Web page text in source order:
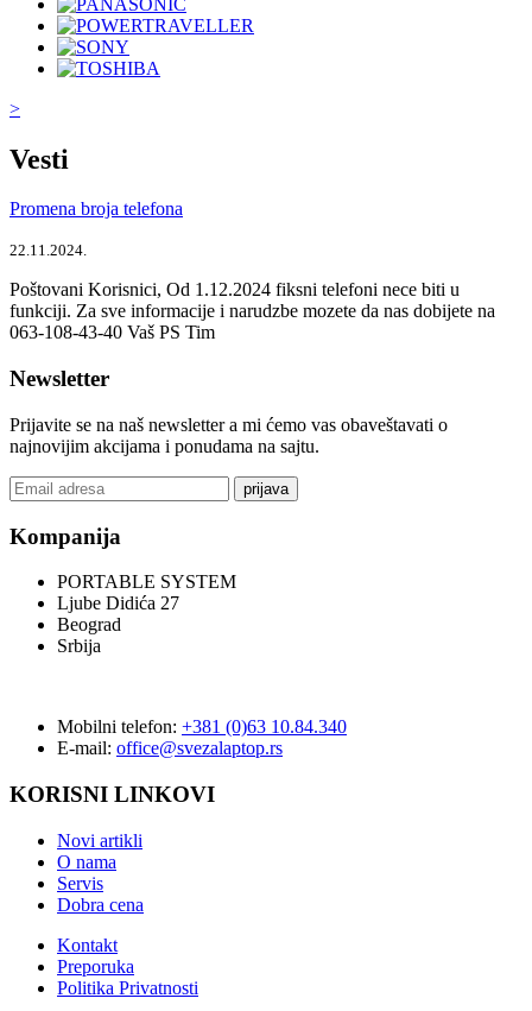
>
Vesti
Promena broja telefona
22.11.2024.
Poštovani Korisnici, Od 1.12.2024 fiksni telefoni nece biti u
funkciji. Za sve informacije i narudzbe mozete da nas dobijete na
063-108-43-40 Vaš PS Tim
Newsletter
Prijavite se na naš newsletter a mi ćemo vas obaveštavati o
najnovijim akcijama i ponudama na sajtu.
prijava
Kompanija
PORTABLE SYSTEM
Ljube Didića 27
Beograd
Srbija
Mobilni telefon: +381 (0)63 10.84.340
E-mail: office@svezalaptop.rs
KORISNI LINKOVI
Novi artikli
O nama
Servis
Dobra cena
Kontakt
Preporuka
Politika Privatnosti